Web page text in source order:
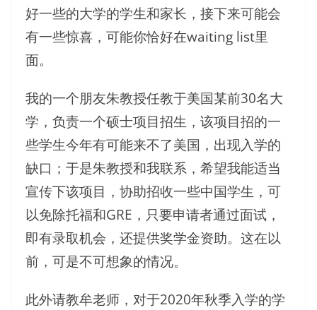
好一些的大学的学生和家长，接下来可能会
有一些惊喜，可能你恰好在waiting list里
面。
我的一个朋友朱教授任教于美国某前30名大
学，负责一个硕士项目招生，该项目招的一
些学生今年有可能来不了美国，出现入学的
缺口；于是朱教授和我联系，希望我能适当
宣传下该项目，协助招收一些中国学生，可
以免除托福和GRE，只要申请者通过面试，
即有录取机会，还提供奖学金资助。这在以
前，可是不可想象的情况。
此外请教牟老师，对于2020年秋季入学的学